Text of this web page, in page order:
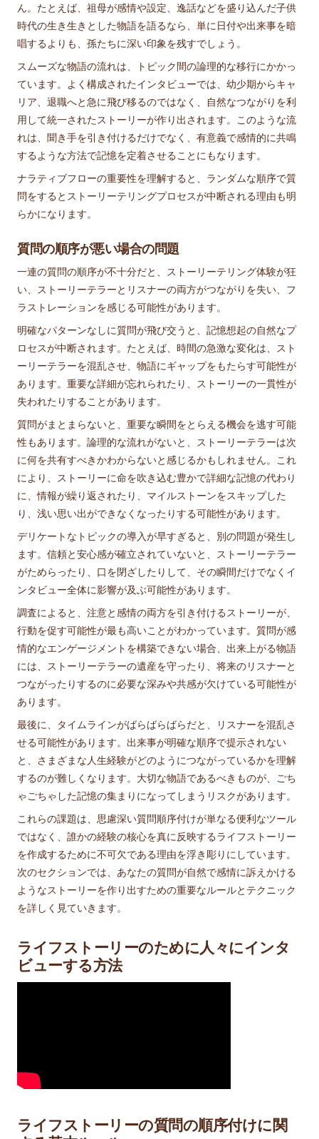
ん。たとえば、祖母が感情や設定、逸話などを盛り込んだ子供
時代の生き生きとした物語を語るなら、単に日付や出来事を暗
唱するよりも、孫たちに深い印象を残すでしょう。
スムーズな物語の流れは、トピック間の論理的な移行にかかっ
ています。よく構成されたインタビューでは、幼少期からキャ
リア、退職へと急に飛び移るのではなく、自然なつながりを利
用して統一されたストーリーが作り出されます。このような流
れは、聞き手を引き付けるだけでなく、有意義で感情的に共鳴
するような方法で記憶を定着させることにもなります。
ナラティブフローの重要性を理解すると、ランダムな順序で質
問をするとストーリーテリングプロセスが中断される理由も明
らかになります。
質問の順序が悪い場合の問題
一連の質問の順序が不十分だと、ストーリーテリング体験が狂
い、ストーリーテラーとリスナーの両方がつながりを失い、フ
ラストレーションを感じる可能性があります。
明確なパターンなしに質問が飛び交うと、記憶想起の自然なプ
ロセスが中断されます。たとえば、時間の急激な変化は、スト
ーリーテラーを混乱させ、物語にギャップをもたらす可能性が
あります。重要な詳細が忘れられたり、ストーリーの一貫性が
失われたりすることがあります。
質問がまとまらないと、重要な瞬間をとらえる機会を逃す可能
性もあります。論理的な流れがないと、ストーリーテラーは次
に何を共有すべきかわからないと感じるかもしれません。これ
により、ストーリーに命を吹き込む豊かで詳細な記憶の代わり
に、情報が繰り返されたり、マイルストーンをスキップした
り、浅い思い出ができなくなったりする可能性があります。
デリケートなトピックの導入が早すぎると、別の問題が発生し
ます。信頼と安心感が確立されていないと、ストーリーテラー
がためらったり、口を閉ざしたりして、その瞬間だけでなくイ
ンタビュー全体に影響が及ぶ可能性があります。
調査によると、注意と感情の両方を引き付けるストーリーが、
行動を促す可能性が最も高いことがわかっています。質問が感
情的なエンゲージメントを構築できない場合、出来上がる物語
には、ストーリーテラーの遺産を守ったり、将来のリスナーと
つながったりするのに必要な深みや共感が欠けている可能性が
あります。
最後に、タイムラインがばらばらばらだと、リスナーを混乱さ
せる可能性があります。出来事が明確な順序で提示されない
と、さまざまな人生経験がどのようにつながっているかを理解
するのが難しくなります。大切な物語であるべきものが、ごち
ゃごちゃした記憶の集まりになってしまうリスクがあります。
これらの課題は、思慮深い質問順序付けが単なる便利なツール
ではなく、誰かの経験の核心を真に反映するライフストーリー
を作成するために不可欠である理由を浮き彫りにしています。
次のセクションでは、あなたの質問が自然で感情に訴えかける
ようなストーリーを作り出すための重要なルールとテクニック
を詳しく見ていきます。
ライフストーリーのために人々にインタ
ビューする方法
ライフストーリーの質問の順序付けに関